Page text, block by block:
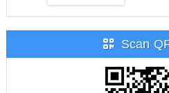
Scan